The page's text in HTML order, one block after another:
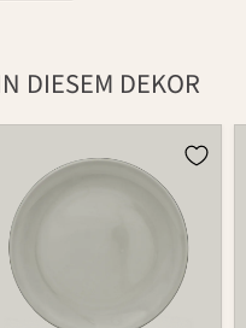
DIESEM DEKOR